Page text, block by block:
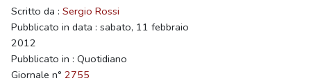
Scritto da : Sergio Rossi
Pubblicato in data : sabato, 11 febbraio
2012
Pubblicato in : Quotidiano
Giornale n° 2755